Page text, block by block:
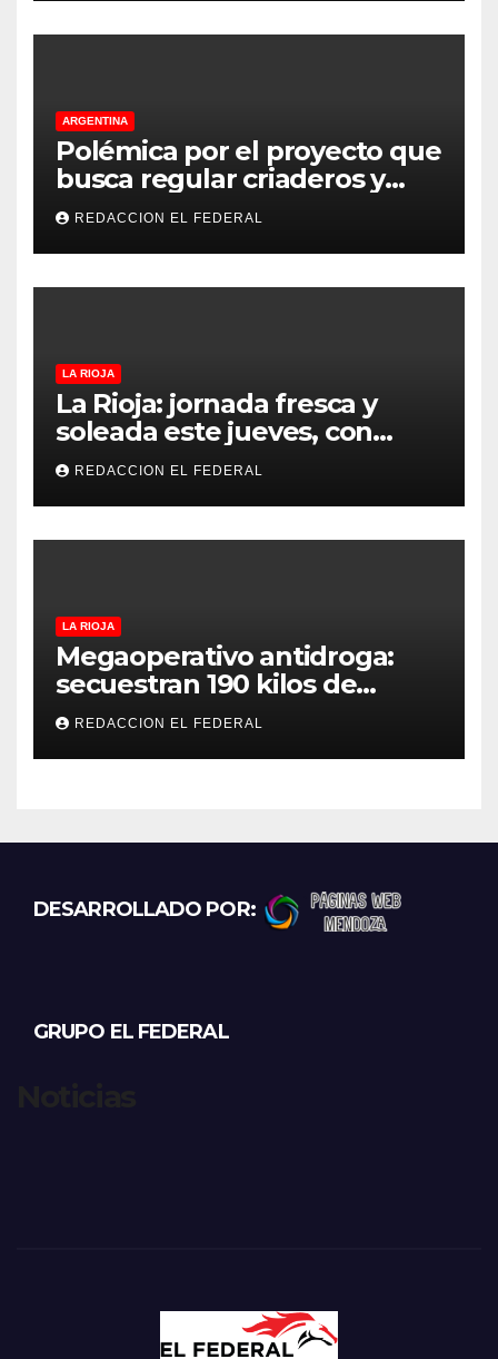
ARGENTINA
Polémica por el proyecto que
busca regular criaderos y
refugios de perros y gatos:
denuncian excesos, mientras
proteccionistas reclaman
controles más duros
REDACCION EL FEDERAL
LA RIOJA
La Rioja: jornada fresca y
soleada este jueves, con
temperaturas estables para
el viernes
REDACCION EL FEDERAL
LA RIOJA
Megaoperativo antidroga:
secuestran 190 kilos de
marihuana que tenían como
destino La Rioja y Catamarca
REDACCION EL FEDERAL
DESARROLLADO POR:
GRUPO EL FEDERAL